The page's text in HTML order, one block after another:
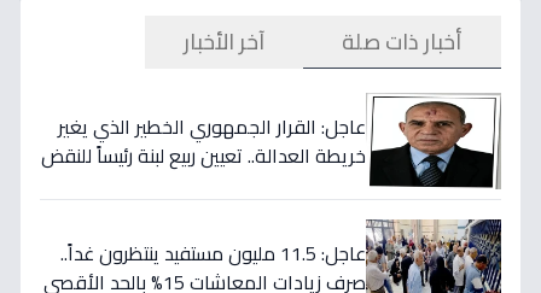
أخبار ذات صلة آخر الأخبار
عاجل: القرار الجمهوري الخطير الذي يغير
خريطة العدالة.. تعيين ربيع لبنة رئيساً للنقض
عاجل: 11.5 مليون مستفيد ينتظرون غداً..
صرف زيادات المعاشات 15% بالحد الأقصى